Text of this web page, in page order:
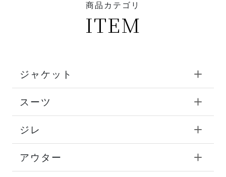
商品カテゴリ
ITEM
ジャケット
スーツ
ジレ
アウター